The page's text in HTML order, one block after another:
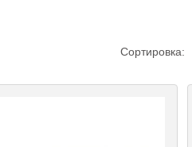
Сортировка: